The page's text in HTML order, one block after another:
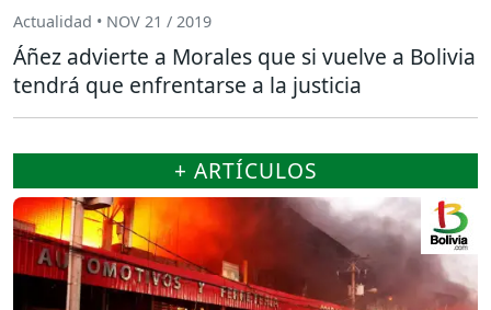
Actualidad • NOV 21 / 2019
Áñez advierte a Morales que si vuelve a Bolivia
tendrá que enfrentarse a la justicia
+ ARTÍCULOS